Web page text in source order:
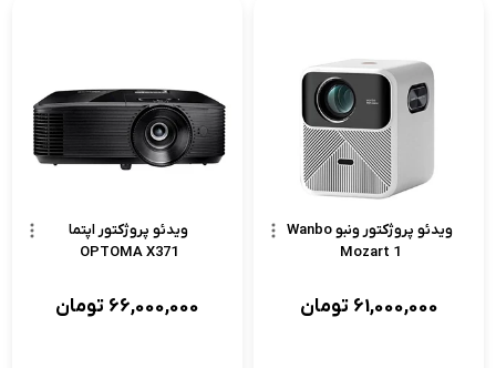
ویدئو پروژکتور ونبو Wanbo
Mozart 1
61,000,000 تومان
ویدئو پروژکتور اپتما
OPTOMA X371
66,000,000 تومان